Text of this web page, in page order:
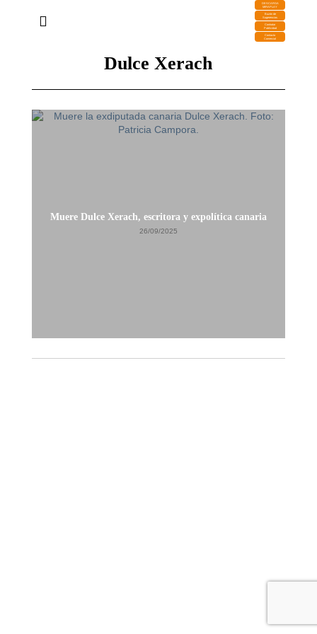
DESCARGA
MIRAPLAY
Buzón de
Sugerencias
Contratar
Publicidad
Contacto
Comercial
Dulce Xerach
Muere Dulce Xerach, escritora y expolítica canaria
26/09/2025